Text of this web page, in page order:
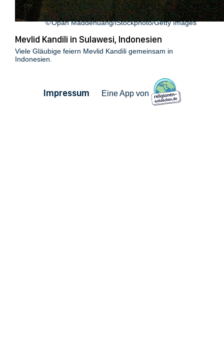
Opan Maddenuang/iStockphoto/Getty Images
Mevlid Kandili in Sulawesi, Indonesien
Viele Gläubige feiern Mevlid Kandili gemeinsam in
Indonesien.
Impressum Eine App von